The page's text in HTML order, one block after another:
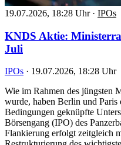
19.07.2026, 18:28 Uhr · IPOs
KNDS Aktie:
Juli
IPOs · 19.07.2026, 18:28 Uhr
Wie im Rahmen des jüngsten
wurde, haben Berlin und Paris
Bedingungen geknüpfte
Börsengang (IPO) des
Flankierung erfolgt zeitgleich